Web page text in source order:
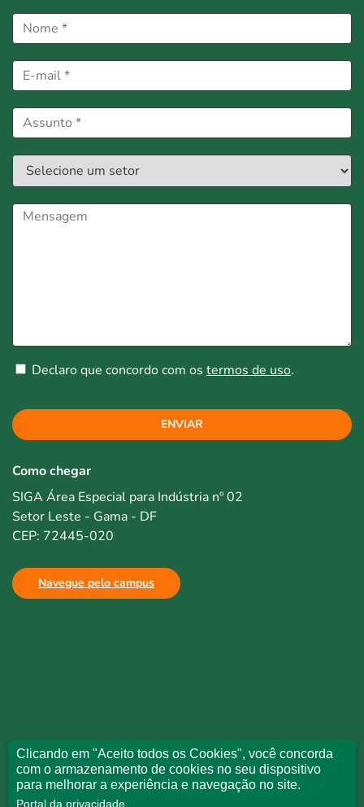
Declaro que concordo com os termos de uso.
ENVIAR
Como chegar
SIGA Área Especial para Indústria nº 02
Setor Leste - Gama - DF
CEP: 72445-020
Navegue pelo campus
Clicando em "Aceito todos os Cookies", você concorda
com o armazenamento de cookies no seu dispositivo
para melhorar a experiência e navegação no site.
Portal da privacidade